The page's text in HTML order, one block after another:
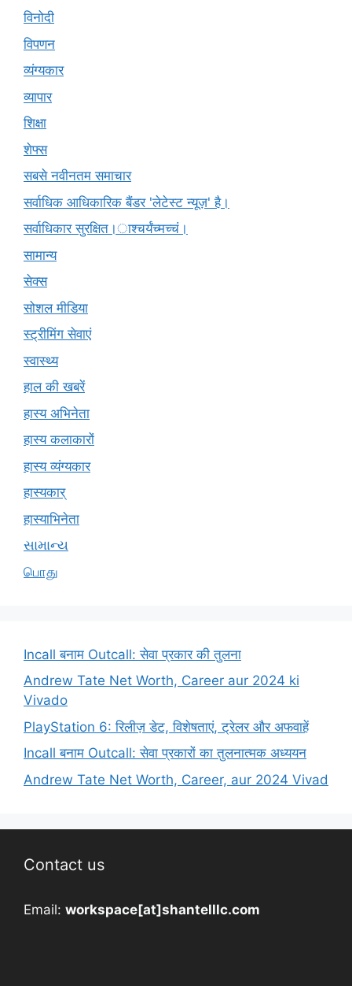
विनोदी
विपणन
व्यंग्यकार
व्यापार
शिक्षा
शेफ्स
सबसे नवीनतम समाचार
सर्वाधिक आधिकारिक बैंडर 'लेटेस्ट न्यूज़' है।
सर्वाधिकार सुरक्षित।ाश्चर्यंच्मच्चं।
सामान्य
सेक्स
सोशल मीडिया
स्ट्रीमिंग सेवाएं
स्वास्थ्य
हाल की खबरें
हास्य अभिनेता
हास्य कलाकारों
हास्य व्यंग्यकार
हास्यकार्
हास्याभिनेता
સામાન્ય
பொது
Incall बनाम Outcall: सेवा प्रकार की तुलना
Andrew Tate Net Worth, Career aur 2024 ki
Vivado
PlayStation 6: रिलीज़ डेट, विशेषताएं, ट्रेलर और अफवाहें
Incall बनाम Outcall: सेवा प्रकारों का तुलनात्मक अध्ययन
Andrew Tate Net Worth, Career, aur 2024 Vivad
Contact us
Email: workspace[at]shantelllc.com